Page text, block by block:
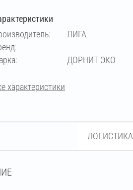
ЛИГА
ДОРНИТ ЭКО
характеристики
ЛОГИСТИКА